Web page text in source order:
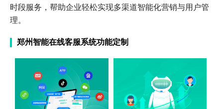
时段服务，帮助企业轻松实现多渠道智能化营销与用户管
理。
郑州智能在线客服系统功能定制